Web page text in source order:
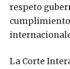
respeto
La Corte